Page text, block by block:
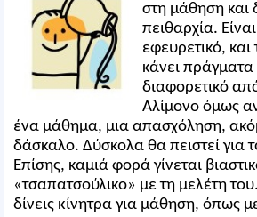
στη μάθηση και
πειθαρχία.
εφευρετικό,
κάνει
διαφορετικό
Αλίμονο όμως
ένα μάθημα, μια απασχόληση,
δάσκαλο. Δύσκολα θα πειστεί για
Επίσης, καμιά φορά γίνεται
«τσαπατσούλικο» με τη μελέτη
δίνεις κίνητρα για μάθηση, όπως